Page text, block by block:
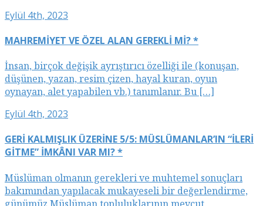
Eylül 4th, 2023
MAHREMİYET VE ÖZEL ALAN GEREKLİ Mİ? *
İnsan, birçok değişik ayrıştırıcı özelliği ile (konuşan,
düşünen, yazan, resim çizen, hayal kuran, oyun
oynayan, alet yapabilen vb.) tanımlanır. Bu […]
Eylül 4th, 2023
GERİ KALMIŞLIK ÜZERİNE 5/5: MÜSLÜMANLAR’IN “İLERİ
GİTME” İMKÂNI VAR MI? *
Müslüman olmanın gerekleri ve muhtemel sonuçları
bakımından yapılacak mukayeseli bir değerlendirme,